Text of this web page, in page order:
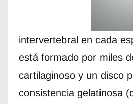
intervertebral en cada
está formado por miles
cartilaginoso y un disco
consistencia gelatinosa